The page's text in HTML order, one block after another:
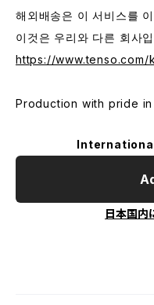
해외배송은 이 서비스를
이것은 우리와 다른 회사
https://www.tenso.com/
Production with pride in
日本国内